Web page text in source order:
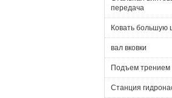
передача
Ковать большую
вал вковки
Подъем трением
Станция